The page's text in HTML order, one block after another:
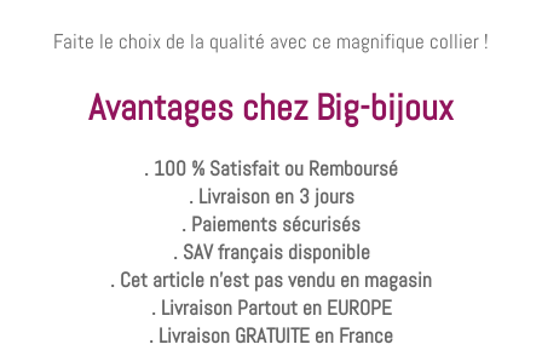
Faite le choix de la qualité avec ce magnifique collier !
Avantages chez Big-bijoux
. 100 % Satisfait ou Remboursé
. Livraison en 3 jours
. Paiements sécurisés
. SAV français disponible
. Cet article n'est pas vendu en magasin
. Livraison Partout en EUROPE
. Livraison GRATUITE en France